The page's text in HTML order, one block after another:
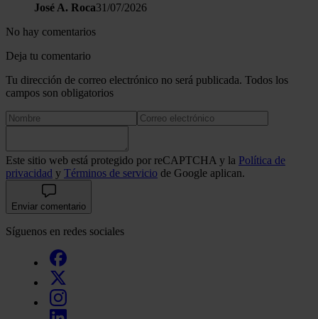
José A. Roca31/07/2026
No hay comentarios
Deja tu comentario
Tu dirección de correo electrónico no será publicada. Todos los
campos son obligatorios
Este sitio web está protegido por reCAPTCHA y la Política de
privacidad y Términos de servicio de Google aplican.
Enviar comentario
Síguenos en redes sociales